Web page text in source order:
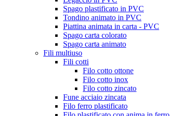
Spago plastificato in PVC
Tondino animato in PVC
Piattina animata in carta - PVC
Spago carta colorato
Spago carta animato
Fili multiuso
Fili cotti
Filo cotto ottone
Filo cotto inox
Filo cotto zincato
Fune acciaio zincata
Filo ferro plastificato